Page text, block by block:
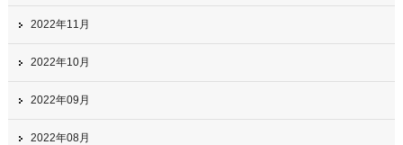
2022年11月
2022年10月
2022年09月
2022年08月